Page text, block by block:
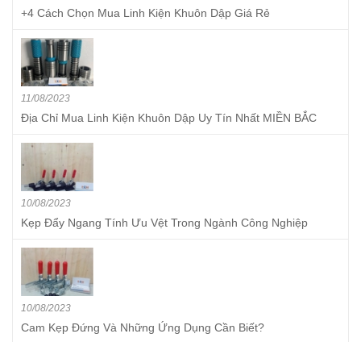
+4 Cách Chọn Mua Linh Kiện Khuôn Dập Giá Rẻ
11/08/2023
Địa Chỉ Mua Linh Kiện Khuôn Dập Uy Tín Nhất MIỀN BẮC
10/08/2023
Kẹp Đẩy Ngang Tính Ưu Vệt Trong Ngành Công Nghiệp
10/08/2023
Cam Kẹp Đứng Và Những Ứng Dụng Cần Biết?